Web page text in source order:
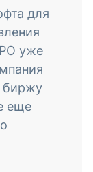
для
уже
биржу
еще